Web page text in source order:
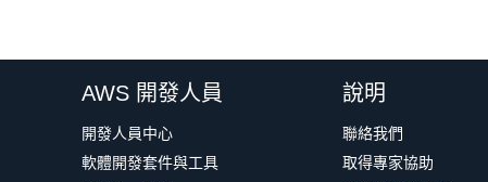
AWS 開發人員
開發人員中心
軟體開發套件與工具
說明
聯絡我們
取得專家協助